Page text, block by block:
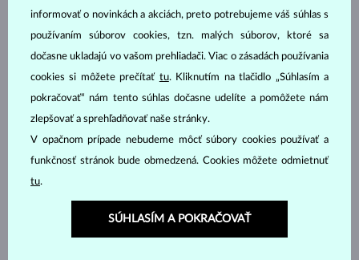
informovať o novinkách a akciách, preto potrebujeme váš súhlas s
používaním súborov cookies, tzn. malých súborov, ktoré sa
dočasne ukladajú vo vašom prehliadači. Viac o zásadách používania
cookies si môžete prečítať tu. Kliknutím na tlačidlo „Súhlasím a
pokračovať“ nám tento súhlas dočasne udelíte a pomôžete nám
zlepšovať a sprehľadňovať naše stránky.
V opačnom prípade nebudeme môcť súbory cookies používať a
funkčnosť stránok bude obmedzená. Cookies môžete odmietnuť
tu.
SÚHLASÍM A POKRAČOVAŤ